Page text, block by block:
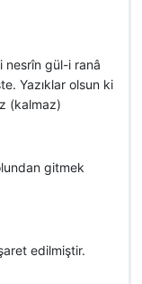
nesrîn gül-i ranâ
Yazıklar olsun ki
(kalmaz)
gitmek
edilmiştir.